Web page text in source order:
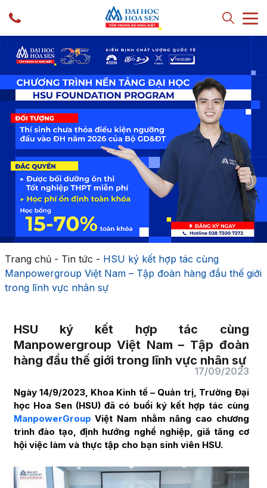
Trang chủ- Tin tức - HSU ký kết hợp tác cùng
Manpowergroup Việt Nam – Tập đoàn hàng đầu thế giới
trong lĩnh vực nhân sự
HSU ký kết hợp tác cùng
Manpowergroup Việt Nam – Tập đoàn
hàng đầu thế giới trong lĩnh vực nhân sự
17/09/2023
Ngày 14/9/2023, Khoa Kinh tế – Quản trị, Trường Đại
học Hoa Sen (HSU) đã có buổi ký kết hợp tác cùng
ManpowerGroup Việt Nam nhằm nâng cao chương
trình đào tạo, định hướng nghề nghiệp, giă tăng cơ
hội việc làm và thực tập cho bạn sinh viên HSU.